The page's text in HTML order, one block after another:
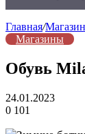
Главная/
Магазины
Обувь
24.01.2023
0 101